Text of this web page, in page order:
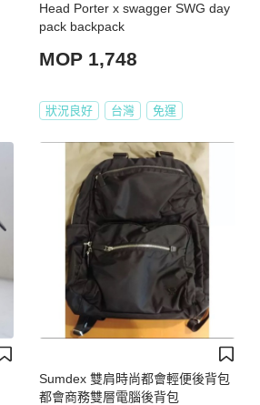
Head Porter x swagger SWG day
pack backpack
MOP 1,748
狀況良好 台灣 免運
Sumdex 雙肩時尚都會輕便後背包
都會商務雙層電腦後背包